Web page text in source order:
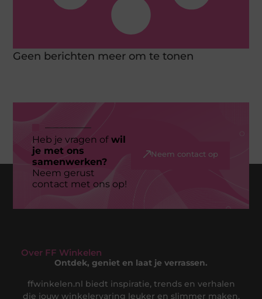
Geen berichten meer om te tonen
Heb je vragen ofwil
je met ons
samenwerken?
Neem gerust
contact met ons op!
Neem contact op
Over FF Winkelen
Ontdek, geniet en laat je verrassen.
ffwinkelen.nl biedt inspiratie, trends en verhalen
die jouw winkelervaring leuker en slimmer maken.